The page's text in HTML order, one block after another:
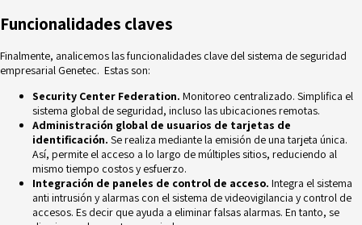
Funcionalidades claves
Finalmente, analicemos las funcionalidades clave del sistema de seguridad
empresarial Genetec. Estas son:
Security Center Federation. Monitoreo centralizado. Simplifica el
sistema global de seguridad, incluso las ubicaciones remotas.
Administración global de usuarios de tarjetas de
identificación. Se realiza mediante la emisión de una tarjeta única.
Así, permite el acceso a lo largo de múltiples sitios, reduciendo al
mismo tiempo costos y esfuerzo.
Integración de paneles de control de acceso. Integra el sistema
anti intrusión y alarmas con el sistema de videovigilancia y control de
accesos. Es decir que ayuda a eliminar falsas alarmas. En tanto, se